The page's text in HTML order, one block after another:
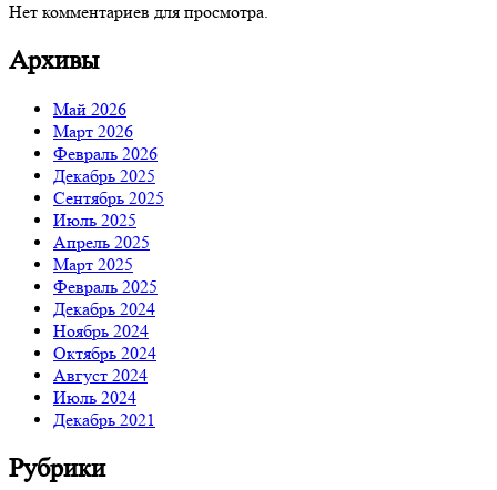
Нет комментариев для просмотра.
Архивы
Май 2026
Март 2026
Февраль 2026
Декабрь 2025
Сентябрь 2025
Июль 2025
Апрель 2025
Март 2025
Февраль 2025
Декабрь 2024
Ноябрь 2024
Октябрь 2024
Август 2024
Июль 2024
Декабрь 2021
Рубрики